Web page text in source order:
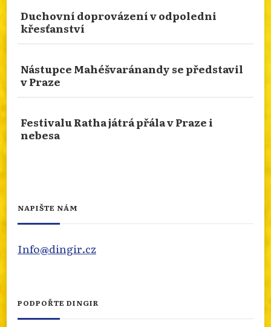
Otevřít na FB
Tomáš Novotný pro nás připravil recenzi knihy
od Jaroslav Achab Haidler. Veškeré zajímavosti o
info.dingir.cz/2026/08/39197/
Photo
,,EXKOMUNIKOVÁNA BYLA SAMA TRADICE",
Zdeněk Vojtíšek připravil zprávu o kněžském
info.dingir.cz/2026/08/exkomunikovana-
Duchovní doprovázení v odpoledni
křesťanství
Nástupce Mahéšvaránandy se představil
v Praze
Festivalu Ratha játrá přála v Praze i
nebesa
NAPIŠTE NÁM
Info@dingir.cz
PODPOŘTE DINGIR